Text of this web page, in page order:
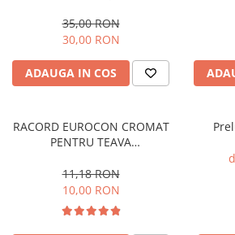
Rigole de dus
Sisteme de tratare apa
Pompe MC Pedrollo
Pompe VX Pedrollo
Pompe ZX Pedrollo
35,00 RON
30,00 RON
ADAUGA IN COS
RACORD EUROCON CROMAT
PENTRU TEAVA
3/4
11,18 RON
10,00 RON